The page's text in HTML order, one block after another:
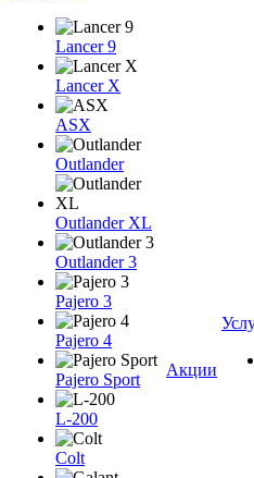
Lancer 9
Lancer X
ASX
Outlander
Outlander XL
Outlander 3
Pajero 3
Pajero 4
Pajero Sport
L-200
Colt
Акции